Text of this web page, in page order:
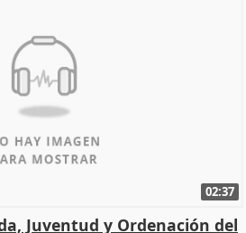
02:37
Juventud y Ordenación del